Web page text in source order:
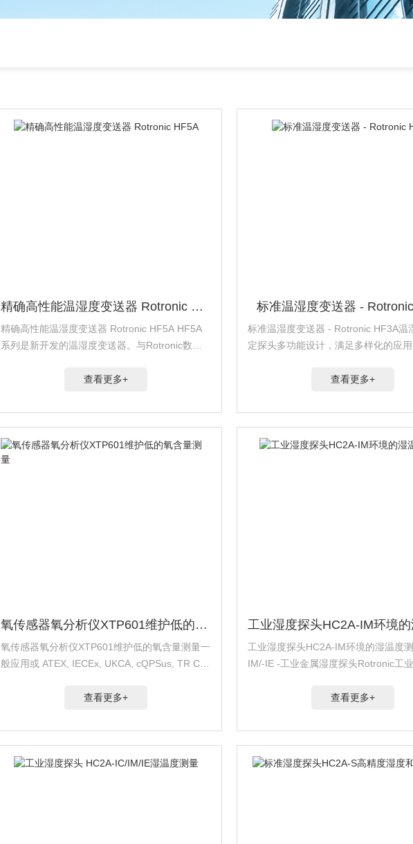
精确高性能温湿度变送器 Rotronic HF5A
精确高性能温湿度变送器 Rotronic HF5A HF5A
系列是新开发的温湿度变送器。与Rotronic数字
温湿度、单温和差压。HF5A还可以提供所有...
查看更多+
标准温湿度变送器 -
标准温湿度变送器 - Rotronic HF3A温
定探头多功能设计，满足多样化的应
测量通过NFC接口自由配置输出和扩
查看更多+
氧传感器氧分析仪XTP601维护低的氧含量测量
氧传感器氧分析仪XTP601维护低的氧含量测量一
般应用或 ATEX, IECEx, UKCA, cQPSus, TR CU
查看更多+
工业湿度探头HC2A-IM环境的湿温度
IM/-IE -工业金属湿度探头Rotronic工
应用。该探头可以测量湿度和温度及
查看更多+